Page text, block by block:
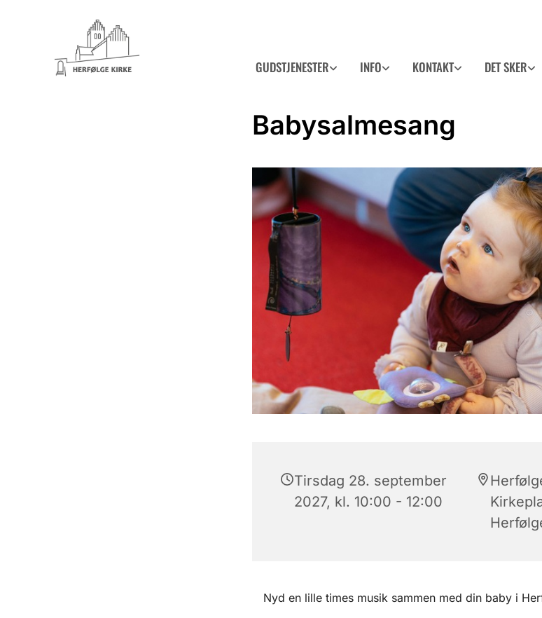
GUDSTJENESTER INFO KONTAKT DET SKER
Babysalmesang
Tirsdag 28. september
2027, kl. 10:00 - 12:00
Nyd en lille times musik sammen med din baby i